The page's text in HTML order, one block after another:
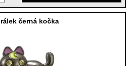
černá kočka